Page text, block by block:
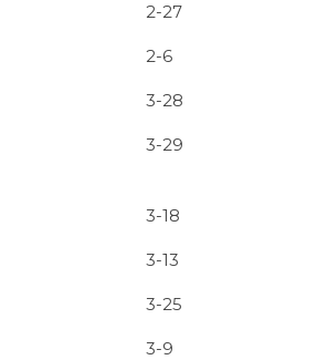
2-27
2-6
3-28
3-29
3-18
3-13
3-25
3-9